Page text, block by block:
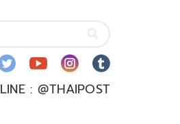
LINE : @THAIPOST